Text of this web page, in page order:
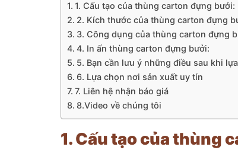
1. Cấu tạo của thùng carton đựng bưởi:
2. Kích thước của thùng carton đựng
3. Công dụng của thùng carton đựng
4. In ấn thùng carton đựng bưởi:
5. Bạn cần lưu ý những điều sau khi
6. Lựa chọn nơi sản xuất uy tín
7. Liên hệ nhận báo giá
8.Video về chúng tôi
1. Cấu tạo của thùng